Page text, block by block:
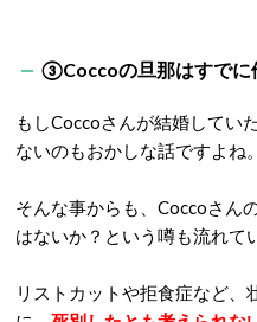
③Coccoの旦那はすでに
もしCoccoさんが結婚してい
ないのもおかしな話ですよね。
そんな事からも、Coccoさん
はないか？という噂も流れて
リストカットや拒食症など、